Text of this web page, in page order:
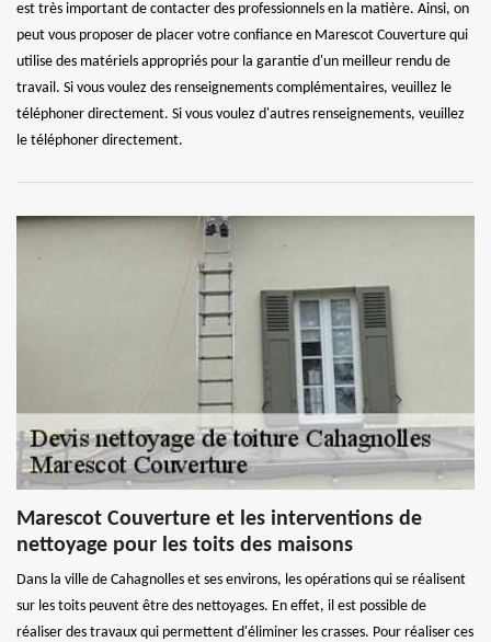
est très important de contacter des professionnels en la matière. Ainsi, on
peut vous proposer de placer votre confiance en Marescot Couverture qui
utilise des matériels appropriés pour la garantie d'un meilleur rendu de
travail. Si vous voulez des renseignements complémentaires, veuillez le
téléphoner directement. Si vous voulez d'autres renseignements, veuillez
le téléphoner directement.
Marescot Couverture et les interventions de
nettoyage pour les toits des maisons
Dans la ville de Cahagnolles et ses environs, les opérations qui se réalisent
sur les toits peuvent être des nettoyages. En effet, il est possible de
réaliser des travaux qui permettent d'éliminer les crasses. Pour réaliser ces